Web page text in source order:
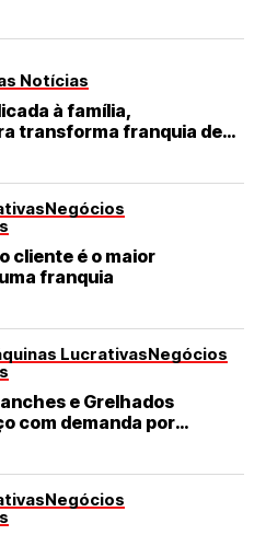
Notícias
à família,
transforma franquia de
de destaque no RN
Negócios
cliente é o maior
franquia
LucrativasNegócios
e Grelhados
com demanda por
e de qualidade
Negócios